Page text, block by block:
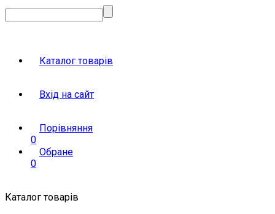
Каталог товарів
Вхід на сайт
Порівняння
0
Обране
0
Каталог товарів